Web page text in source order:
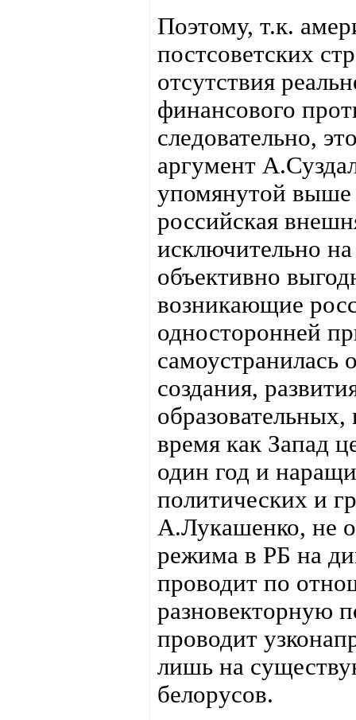
Поэтому, т.к.
постсоветских
отсутствия
финансового
следовательно,
аргумент
упомянутой выше
российская
исключительно
объективно
возникающие
односторонней
самоустранилась
создания,
время как Запад
один год и
политических и
А.Лукашенко, не
режима в РБ на
проводит по
разновекторную
проводит
лишь на
белорусов.